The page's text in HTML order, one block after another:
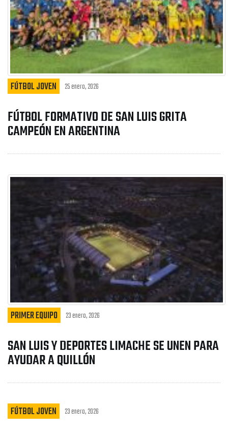
FÚTBOL JOVEN 25 enero, 2026
FÚTBOL FORMATIVO DE SAN LUIS GRITA
CAMPEÓN EN ARGENTINA
PRIMER EQUIPO 23 enero, 2026
SAN LUIS Y DEPORTES LIMACHE SE UNEN PARA
AYUDAR A QUILLÓN
FÚTBOL JOVEN 23 enero, 2026